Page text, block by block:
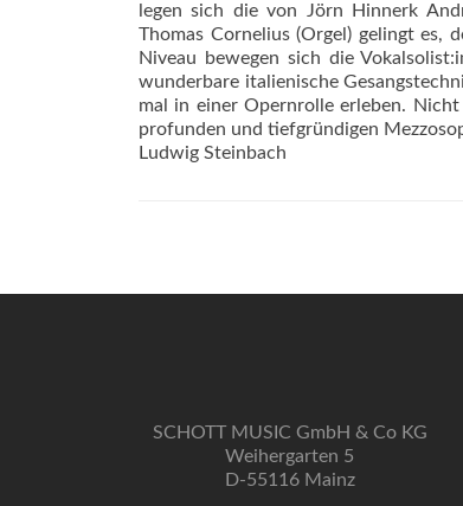
legen sich die von Jörn Hinnerk
Thomas Cornelius (Orgel) gelingt es,
Niveau bewegen sich die
wunderbare italienische
mal in einer Opernrolle erleben.
profunden und tiefgründigen
Ludwig Steinbach
SCHOTT MUSIC GmbH & Co KG
Weihergarten 5
D-55116 Mainz